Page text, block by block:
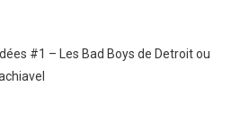
#1 – Les Bad Boys de Detroit ou